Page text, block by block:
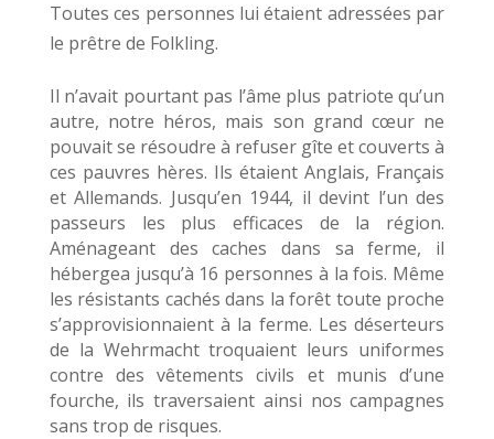
Toutes ces personnes lui étaient adressées par
le prêtre de Folkling.
Il n’avait pourtant pas l’âme plus patriote qu’un
autre, notre héros, mais son grand cœur ne
pouvait se résoudre à refuser gîte et couverts à
ces pauvres hères. Ils étaient Anglais, Français
et Allemands. Jusqu’en 1944, il devint l’un des
passeurs les plus efficaces de la région.
Aménageant des caches dans sa ferme, il
hébergea jusqu’à 16 personnes à la fois. Même
les résistants cachés dans la forêt toute proche
s’approvisionnaient à la ferme. Les déserteurs
de la Wehrmacht troquaient leurs uniformes
contre des vêtements civils et munis d’une
fourche, ils traversaient ainsi nos campagnes
sans trop de risques.